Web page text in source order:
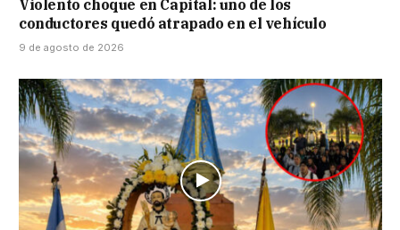
Violento choque en Capital: uno de los
conductores quedó atrapado en el vehículo
9 de agosto de 2026